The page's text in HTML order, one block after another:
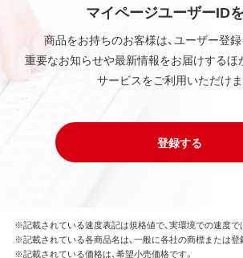
マイページユーザーID
商品をお持ちのお客様は、ユーザー登録
重要なお知らせや最新情報をお届けするほ
サービスをご利用いただけま
登録する
※記載されている速度表記は規格値で、実環境での速度で
※記載されている各商品名は、一般に各社の商標または登
※記載されている価格は、希望小売価格です。